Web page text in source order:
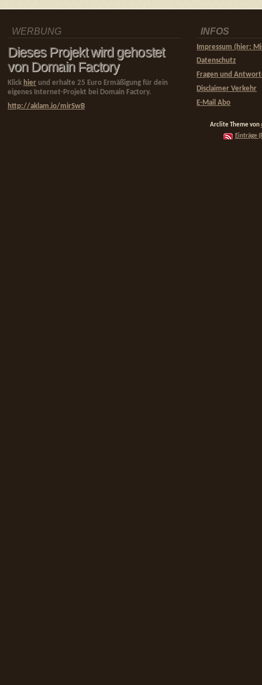
WERBUNG
Dieses Projekt wird gehostet
von Domain Factory
Klick hier und erhalte 25 Euro Ermäßigung für dein
eigenes Internet-Projekt bei Domain Factory.
http://aklam.io/mirSwB
INFOS
Impressum (hier:
Datenschutz
Fragen und
Disclaimer Verkehr
E-Mail Abo
Arclite Theme von
Einträge